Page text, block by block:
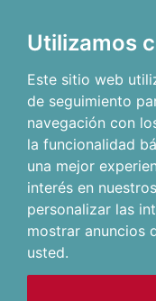
Utilizamos
Este sitio web
de seguimiento
navegación con
la funcionalidad
una mejor
interés en
personalizar las
mostrar anuncios
usted.